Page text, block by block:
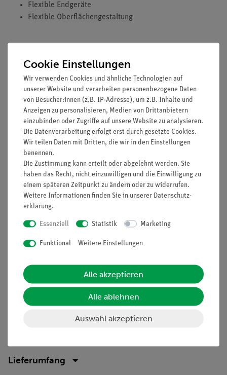
Flexible Endgeräte
Flexible Oberflächengestaltung
Einzelne, zusammensteckbare Sensorfelder (51 cm
Länge x 51 cm Breite) mit Randstreifen
Gesamtmaß bei 4x4 Anordnung: 243 cm Länge x 243 cm
Breite
Einfache Aufbewahrung und Transport der Sensorfelder
und des Zubehörs durch robusten Transportkoffer
Lieferumfang
16x Sensorfelder
16x Randstreifen
1x SMARTfloor PlayBox zum Anschluss von
Stromversorgung und HDMI-fähigem Anzeigegerät
1x HDMI-Kabel
1x Bedienungsanleitung
1x Transportkoffer
1x Transportwagen
Lieferumfang
Cookie Einstellungen
Wir verwenden Cookies und ähnliche Technologien auf
unserer Website und verarbeiten personenbezogene Daten
von Besucher:innen (z.B. IP-Adresse), um z.B. Inhalte und
Anzeigen zu personalisieren, Medien von Drittanbietern
einzubinden oder Zugriffe auf unsere Website zu analysieren.
Die Datenverarbeitung erfolgt erst durch gesetzte Cookies.
Wir teilen Daten mit Dritten, die wir in den Einstellungen
benennen.
Die Zustimmung kann erteilt oder abgelehnt werden. Sie
haben das Recht, nicht einzuwilligen und die Einwilligung zu
einem späteren Zeitpunkt zu ändern oder zu widerrufen.
Weitere Informationen finden Sie in unserer Daten­schutz­
erklärung.
Essenziell Statistik Marketing
Funktional Weitere Einstellungen
Alle akzeptieren
Alle ablehnen
Auswahl akzeptieren